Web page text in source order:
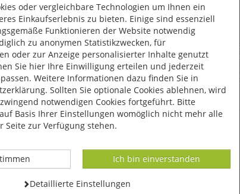
gebundene Vogelart. Der kleinste Vertreter der
fällt der "kleine braune Federball" vor allem dadurch
dann wieder an die Wasseroberfläche
kann zu schönen Beobachtungen verhelfen, zum
oder vergleichbare Technologien um Ihnen ein
Einkaufserlebnis zu bieten. Einige sind essenziell
Funktionieren der Website notwendig
zu anonymen Statistikzwecken, für
oder zur Anzeige personalisierter Inhalte genutzt
Sie hier Ihre Einwilligung erteilen und jederzeit
Weitere Informationen dazu finden Sie in
Sollten Sie optionale Cookies ablehnen, wird
notwendigen Cookies fortgeführt. Bitte
Basis Ihrer Einstellungen womöglich nicht mehr alle
Seite zur Verfügung stehen.
Datenverarbeitung -
Ich bin einverstanden
-
Datenverarbeitung -
Detaillierte Einstellungen